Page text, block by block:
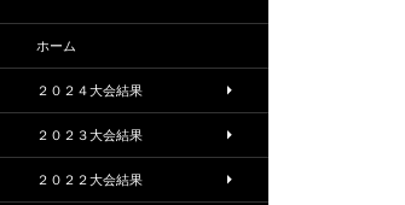
ホーム
２０２４大会結果
２０２３大会結果
２０２２大会結果